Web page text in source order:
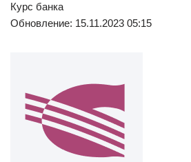
Курс банка
Обновление: 15.11.2023 05:15